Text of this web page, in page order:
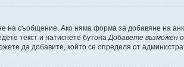
на съобщение. Ако няма форма за добавяне на
текст и натиснете бутона Добавете възможен
да добавите, който се определя от